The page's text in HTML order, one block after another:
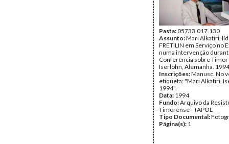
Pasta:05733.017.130
Assunto:Mari Alkatiri,
FRETILIN em Serviço no
numa intervenção
Conferência sobre
Iserlohn, Alemanha. 1994
Inscrições:Manusc. No
etiqueta: "Mari Alkatiri,
1994".
Data: 1994
Fundo:Arquivo da
Timorense - TAPOL
Tipo Documental:
Página(s): 1